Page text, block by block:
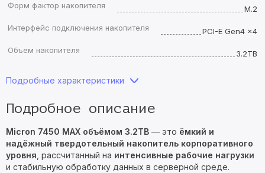
Форм фактор накопителя
M.2
Интерфейс подключения накопителя
PCI-E Gen4 x4
Объем накопителя
3.2TB
Подробные характеристики
Подробное описание
Micron 7450 MAX объёмом 3.2TB — это ёмкий и
надёжный твердотельный накопитель корпоративного
уровня , рассчитанный на интенсивные рабочие нагрузки
и стабильную обработку данных в серверной среде.